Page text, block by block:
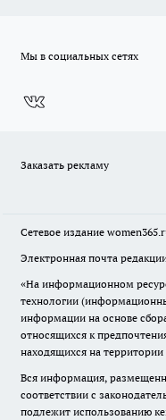
Мы в социальных сетях
Заказать рекламу
Сетевое издание
Электронная почта
«На информационном
технологии
информации на основе
относящихся к
находящихся на
Вся информация,
соответствии с
подлежит использованию